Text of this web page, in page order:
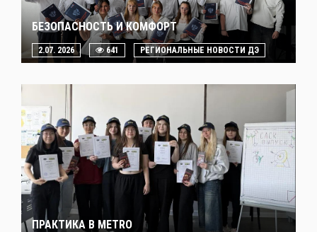
БЕЗОПАСНОСТЬ И КОМФОРТ
2.07. 2026 641 РЕГИОНАЛЬНЫЕ НОВОСТИ ДЭ
ПРАКТИКА В METRO